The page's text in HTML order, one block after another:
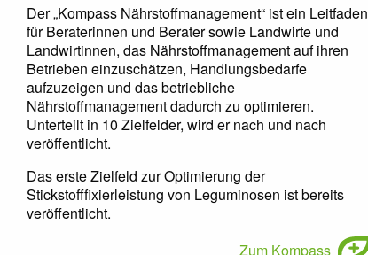
Der „Kompass Nährstoffmanagement“ ist ein Leitfaden
für Beraterinnen und Berater sowie Landwirte und
Landwirtinnen, das Nährstoffmanagement auf ihren
Betrieben einzuschätzen, Handlungsbedarfe
aufzuzeigen und das betriebliche
Nährstoffmanagement dadurch zu optimieren.
Unterteilt in 10 Zielfelder, wird er nach und nach
veröffentlicht.
Das erste Zielfeld zur Optimierung der
Stickstofffixierleistung von Leguminosen ist bereits
veröffentlicht.
Zum Kompass